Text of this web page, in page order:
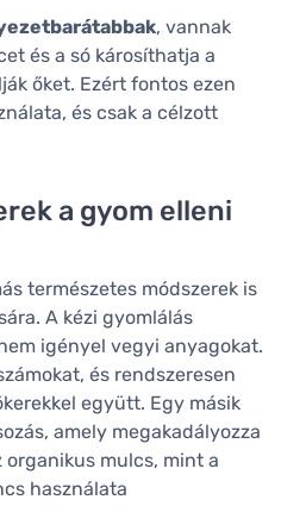
, vannak
és a só károsíthatja a
őket. Ezért fontos ezen
és csak a célzott
a gyom elleni
természetes módszerek is
A kézi gyomlálás
igényel vegyi anyagokat.
és rendszeresen
együtt. Egy másik
amely megakadályozza
organikus mulcs, mint a
használata